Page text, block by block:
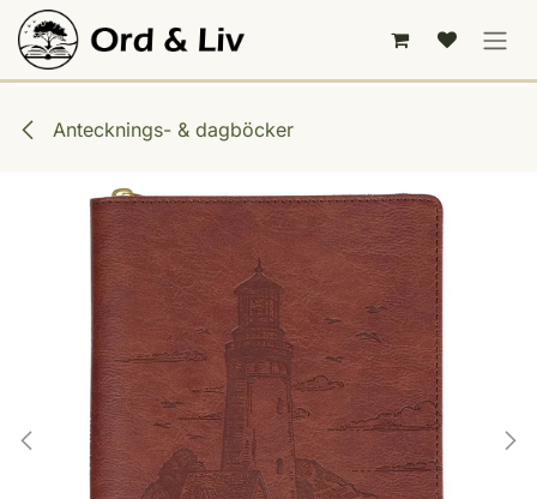
Hoppa till innehåll
Antecknings- & dagböcker